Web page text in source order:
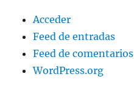
Acceder
Feed de entradas
Feed de comentarios
WordPress.org